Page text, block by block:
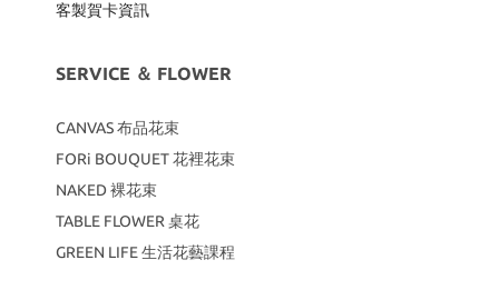
客製賀卡資訊
SERVICE ＆ FLOWER
CANVAS布品花束
FORi BOUQUET 花裡花束
NAKED 裸花束
TABLE FLOWER 桌花
GREEN LIFE 生活花藝課程